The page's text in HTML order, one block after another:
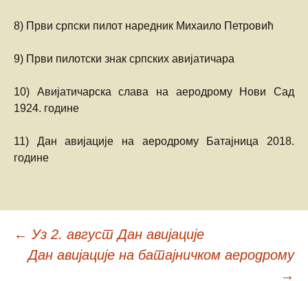
8) Први српски пилот наредник Михаило Петровић
9) Први пилотски знак српских авијатичара
10) Авијатичарска слава на аеродрому Нови Сад
1924. године
11) Дан авијације на аеродрому Батајница 2018.
године
Кретање
← Уз 2. август Дан авијације
Дан авијације на батајничком аеродрому
→